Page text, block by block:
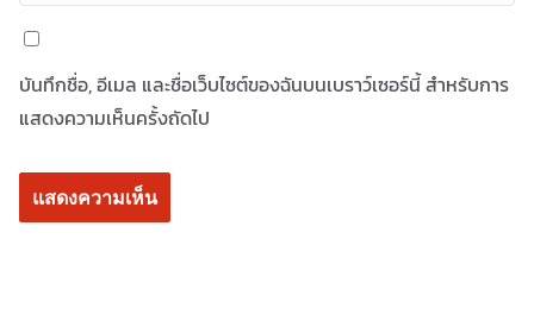
บันทึกชื่อ, อีเมล และชื่อเว็บไซต์ของฉันบนเบราว์เซอร์นี้ สำหรับการ
แสดงความเห็นครั้งถัดไป